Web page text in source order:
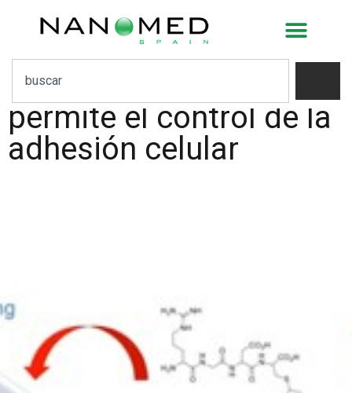
Desarrollan un método
simple basado en
nanoestructuras que
permite el control de la
adhesión celular